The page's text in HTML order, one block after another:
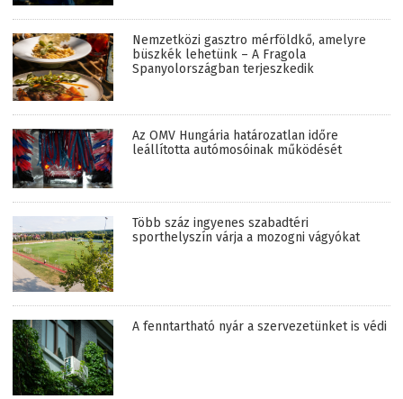
Nemzetközi gasztro mérföldkő, amelyre
büszkék lehetünk – A Fragola
Spanyolországban terjeszkedik
Az OMV Hungária határozatlan időre
leállította autómosóinak működését
Több száz ingyenes szabadtéri
sporthelyszín várja a mozogni vágyókat
A fenntartható nyár a szervezetünket is védi